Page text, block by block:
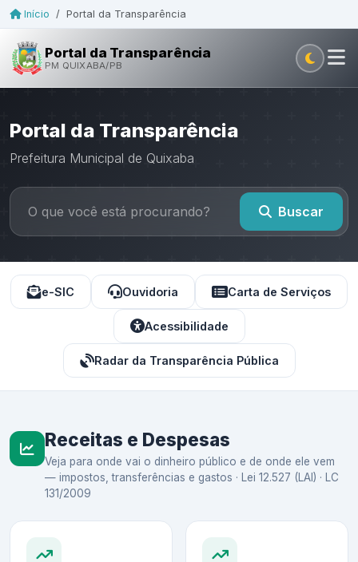
Início / Portal da Transparência
Portal da Transparência
PM QUIXABA/PB
Portal da Transparência
Prefeitura Municipal de Quixaba
Buscar
e-SIC Ouvidoria Carta de Serviços
Acessibilidade
Radar da Transparência Pública
Receitas e Despesas
Veja para onde vai o dinheiro público e de onde ele vem
— impostos, transferências e gastos · Lei 12.527 (LAI) · LC
131/2009